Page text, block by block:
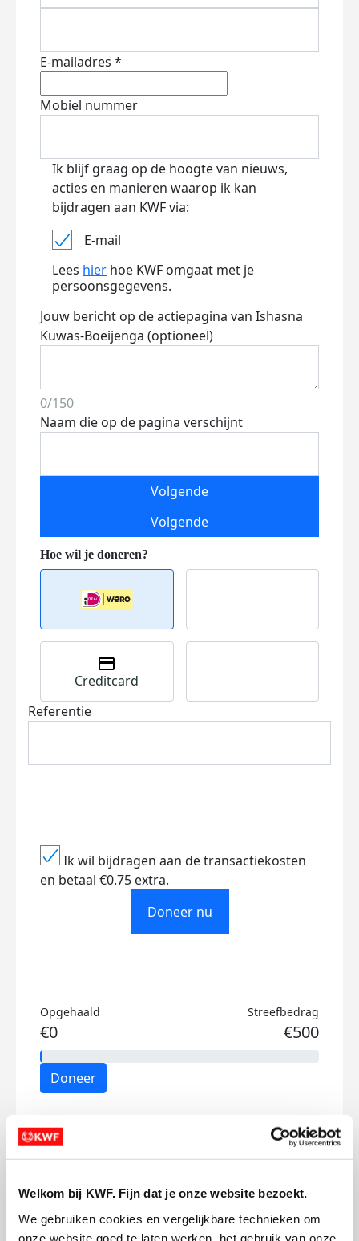
Welkom bij KWF. Fijn dat je onze website bezoekt.
We gebruiken cookies en vergelijkbare technieken om
onze website goed te laten werken, het gebruik van onze
E-mailadres *
Mobiel nummer
Ik blijf graag op de hoogte van nieuws,
acties en manieren waarop ik kan
bijdragen aan KWF via:
E-mail
Lees hier hoe KWF omgaat met je
persoonsgegevens.
Jouw bericht op de actiepagina van Ishasna
Kuwas-Boeijenga (optioneel)
0/150
Naam die op de pagina verschijnt
Volgende
Volgende
Creditcard
Referentie
Ik wil bijdragen aan de transactiekosten
en betaal €0.75 extra.
Doneer nu
Opgehaald
€0
Streefbedrag
€500
Doneer
Mijn activiteiten volgen